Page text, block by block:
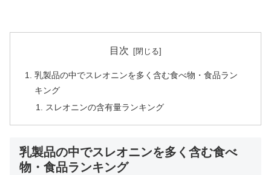
目次
乳製品の中でスレオニンを多く含む食べ物・食品ラン
キング
スレオニンの含有量ランキング
乳製品の中でスレオニンを多く含む食べ
物・食品ランキング